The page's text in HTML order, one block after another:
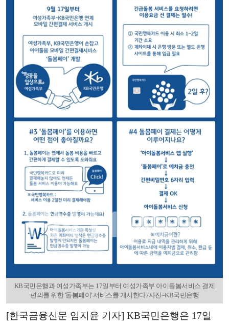
KB국민은행과 여성가족부는 17일부터 여성가족부 아이돌봄서비스 결제
편의를 위한 '돌봄페이' 서비스를 개시한다./사진=KB국민은행
[한국금융신문 임지윤 기자] KB국민은행은 17일